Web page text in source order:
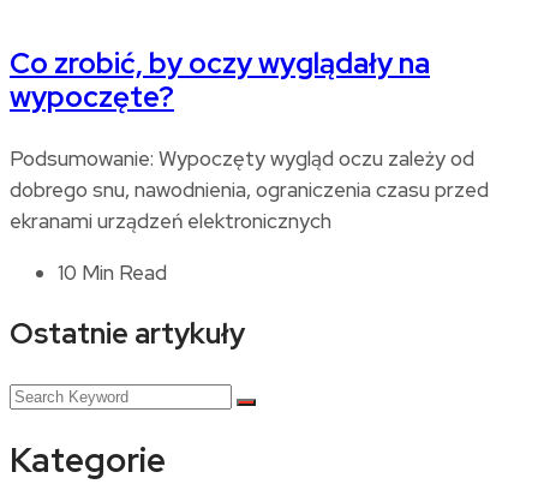
Co zrobić, by oczy wyglądały na
wypoczęte?
Podsumowanie: Wypoczęty wygląd oczu zależy od
dobrego snu, nawodnienia, ograniczenia czasu przed
ekranami urządzeń elektronicznych
10 Min Read
Ostatnie artykuły
Kategorie